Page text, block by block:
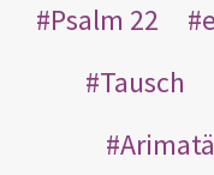
Psalm 22
Tausch